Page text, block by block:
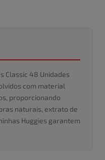
Classic 48 Unidades
com material
proporcionando
naturais, extrato de
Huggies garantem